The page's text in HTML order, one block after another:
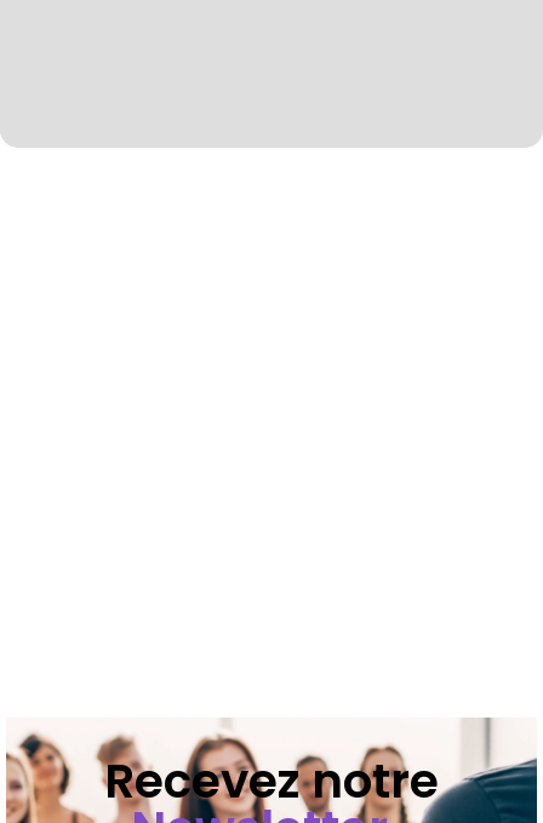
Recevez notre